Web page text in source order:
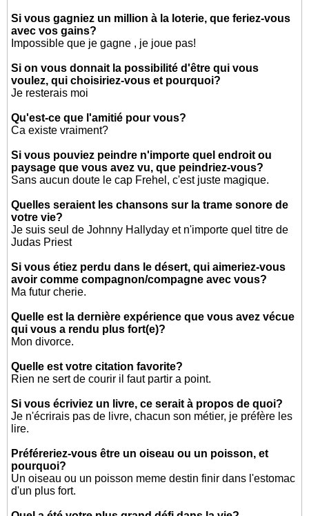
Si vous gagniez un million à la loterie, que feriez-vous
avec vos gains?
Impossible que je gagne , je joue pas!
Si on vous donnait la possibilité d'être qui vous
voulez, qui choisiriez-vous et pourquoi?
Je resterais moi
Qu'est-ce que l'amitié pour vous?
Ca existe vraiment?
Si vous pouviez peindre n'importe quel endroit ou
paysage que vous avez vu, que peindriez-vous?
Sans aucun doute le cap Frehel, c'est juste magique.
Quelles seraient les chansons sur la trame sonore de
votre vie?
Je suis seul de Johnny Hallyday et n'importe quel titre de
Judas Priest
Si vous étiez perdu dans le désert, qui aimeriez-vous
avoir comme compagnon/compagne avec vous?
Ma futur cherie.
Quelle est la dernière expérience que vous avez vécue
qui vous a rendu plus fort(e)?
Mon divorce.
Quelle est votre citation favorite?
Rien ne sert de courir il faut partir a point.
Si vous écriviez un livre, ce serait à propos de quoi?
Je n'écrirais pas de livre, chacun son métier, je préfère les
lire.
Préféreriez-vous être un oiseau ou un poisson, et
pourquoi?
Un oiseau ou un poisson meme destin finir dans l'estomac
d'un plus fort.